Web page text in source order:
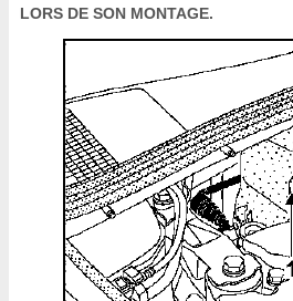
LORS DE SON MONTAGE.